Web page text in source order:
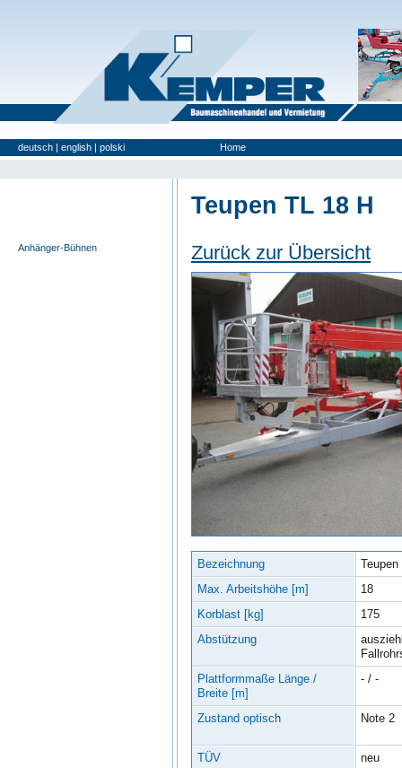
deutsch | english | polski Home
Anhänger-Bühnen
Teupen TL 18 H
Zurück zur Übersicht
Bezeichnung
Max. Arbeitshöhe [m]
18
Korblast [kg]
175
Abstützung
Plattformmaße Länge /
Breite [m]
- / -
Zustand optisch Note 2
TÜV neu